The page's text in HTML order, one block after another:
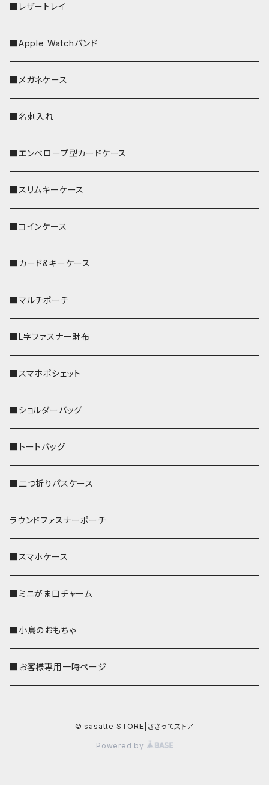
■レザートレイ
■Apple Watchバンド
■メガネケース
■名刺入れ
■エンベロープ型カードケース
■スリムキーケース
■コインケース
■カード&キーケース
■マルチポーチ
■L字ファスナー財布
■スマホポシェット
■ショルダーバッグ
■トートバッグ
■二つ折りパスケース
ラウンドファスナーポーチ
■スマホケース
■ミニがま口チャーム
■小鳥のおもちゃ
■お客様専用一時ページ
© sasatte STORE|ささってストア
Powered by